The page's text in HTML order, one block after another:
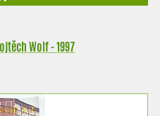
Wolf - 1997